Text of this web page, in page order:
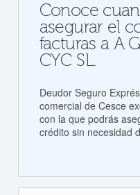
Conoce
asegurar el
facturas a A
CYC SL.
Deudor Seguro
comercial de Cesce
con la que podrás
crédito sin necesidad